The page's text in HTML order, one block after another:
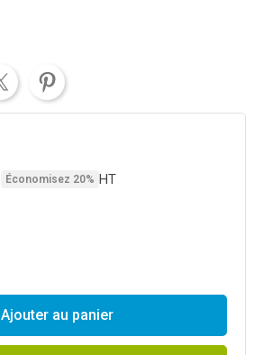
Économisez 20% HT
Ajouter au panier